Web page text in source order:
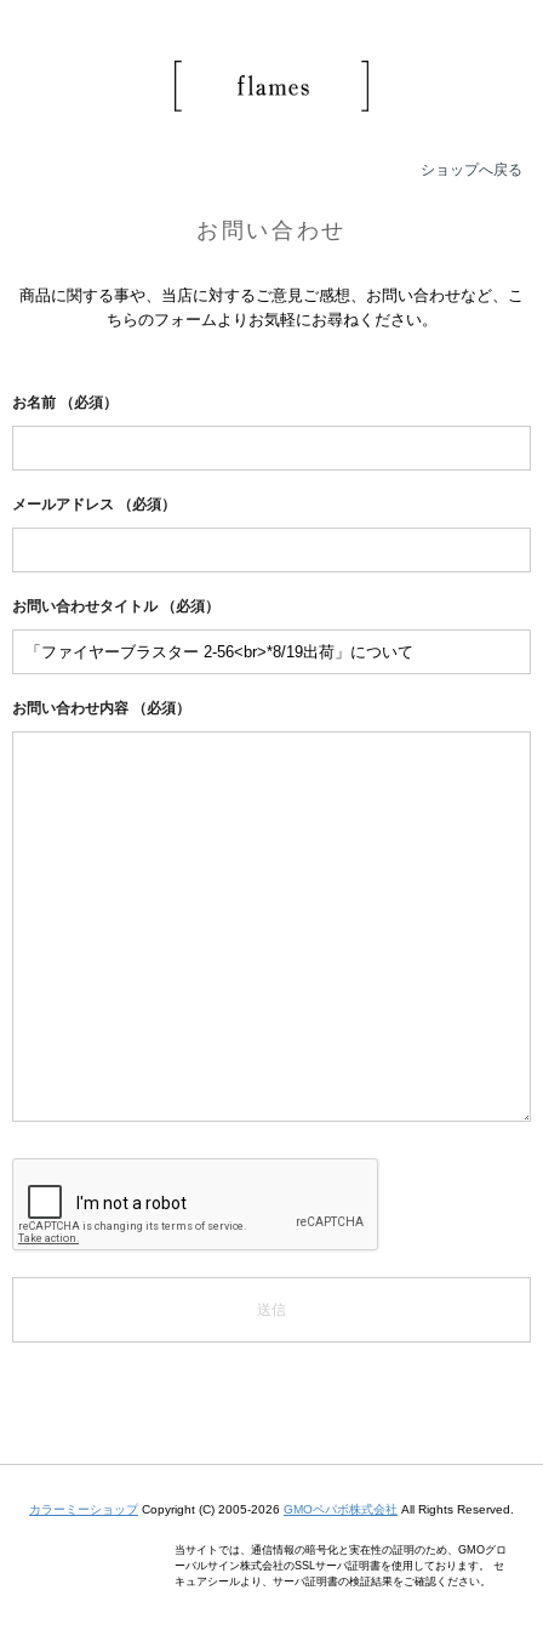
ショップへ戻る
お問い合わせ
商品に関する事や、当店に対するご意見ご感想、お問い合わせなど、こ
ちらのフォームよりお気軽にお尋ねください。
お名前 （必須）
メールアドレス （必須）
お問い合わせタイトル （必須）
お問い合わせ内容 （必須）
カラーミーショップCopyright (C) 2005-2026 GMOペパボ株式会社 All Rights Reserved.
当サイトでは、通信情報の暗号化と実在性の証明のため、GMOグロ
ーバルサイン株式会社のSSLサーバ証明書を使用しております。 セ
キュアシールより、サーバ証明書の検証結果をご確認ください。